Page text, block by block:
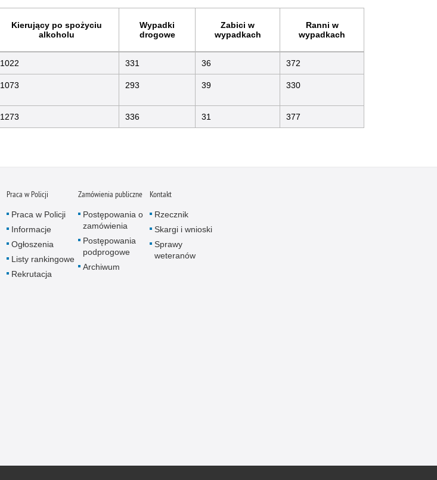
Kierujący po spożyciu
alkoholu
Wypadki
drogowe
Zabici w
wypadkach
Ranni w
wypadkach
1022 331 36 372
1073 293 39 330
1273 336 31 377
Praca w Policji
Praca w Policji
Informacje
Ogłoszenia
Listy rankingowe
Rekrutacja
Zamówienia publiczne
Postępowania o
zamówienia
Postępowania
podprogowe
Archiwum
Kontakt
Rzecznik
Skargi i wnioski
Sprawy
weteranów